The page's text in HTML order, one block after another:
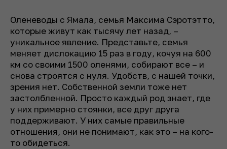
Оленеводы с Ямала, семья Максима Сэротэтто,
которые живут как тысячу лет назад, –
уникальное явление. Представьте, семья
меняет дислокацию 15 раз в году, кочуя на 600
км со своими 1500 оленями, собирают все – и
снова строятся с нуля. Удобств, с нашей точки,
зрения нет. Собственной земли тоже нет
застолбленной. Просто каждый род знает, где
у них примерно стоянки, все друг друга
поддерживают. У них самые правильные
отношения, они не понимают, как это – на кого-
то обидеться.